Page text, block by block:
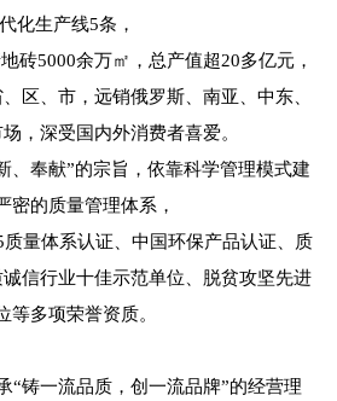
代化生产线5条，
砖5000余万㎡，总产值超20多亿元，
区、市，远销俄罗斯、南亚、中东、
，深受国内外消费者喜爱。
、奉献”的宗旨，依靠科学管理模式建
密的质量管理体系，
质量体系认证、中国环保产品认证、质
信行业十佳示范单位、脱贫攻坚先进
等多项荣誉资质。
“铸一流品质，创一流品牌”的经营理